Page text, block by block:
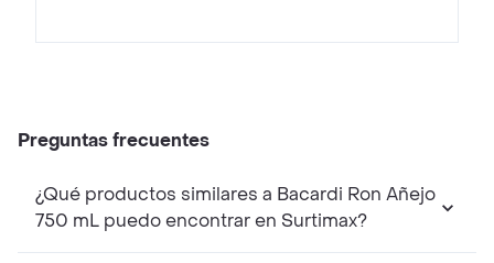
Preguntas frecuentes
¿Qué productos similares a Bacardi Ron Añejo
750 mL puedo encontrar en Surtimax?